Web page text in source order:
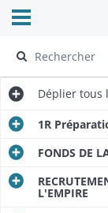
Ouvrir le menu
Déplier tous
1R
FONDS DE
L'EMPIRE